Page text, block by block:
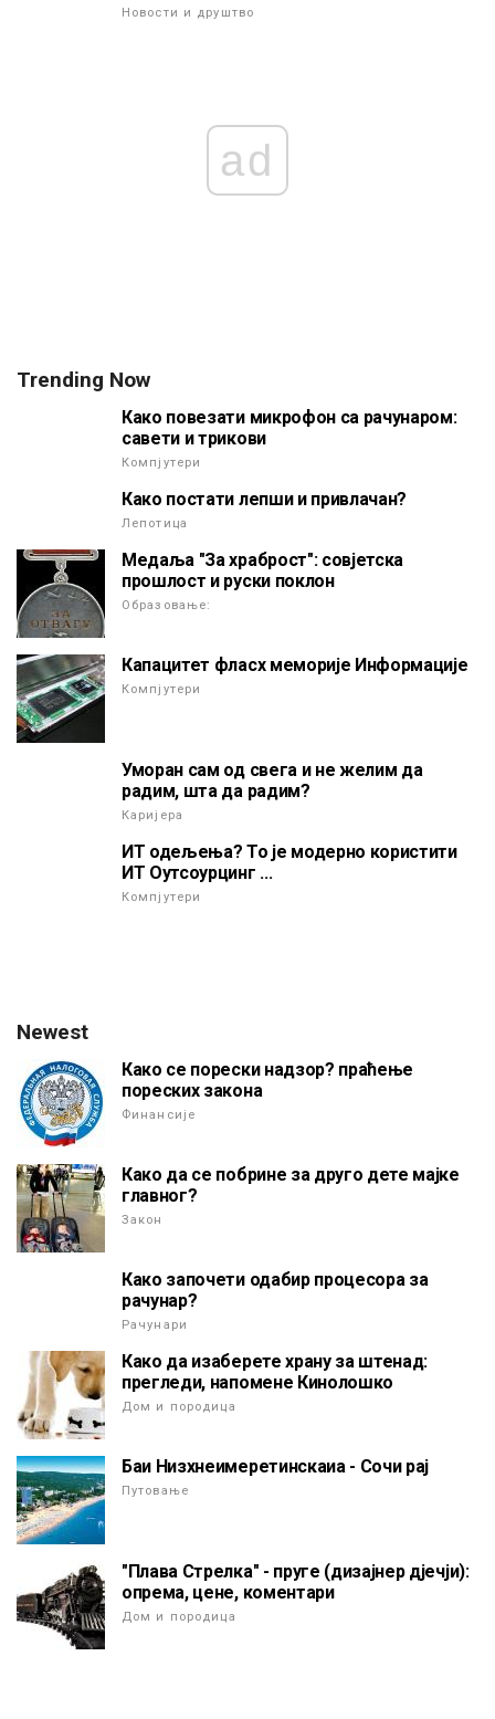
Новости и друштво
ad
Trending Now
Како повезати микрофон са рачунаром:
савети и трикови
Компјутери
Како постати лепши и привлачан?
Лепотица
Медаља "За храброст": совјетска
прошлост и руски поклон
Образовање:
Капацитет фласх меморије Информације
Компјутери
Уморан сам од свега и не желим да
радим, шта да радим?
Каријера
ИТ одељења? То је модерно користити
ИТ Оутсоурцинг ...
Компјутери
Newest
Како се порески надзор? праћење
пореских закона
Финансије
Како да се побрине за друго дете мајке
главног?
Закон
Како започети одабир процесора за
рачунар?
Рачунари
Како да изаберете храну за штенад:
прегледи, напомене Кинолошко
Дом и породица
Баи Низхнеимеретинскаиа - Сочи рај
Путовање
"Плава Стрелка" - пруге (дизајнер дјечји):
опрема, цене, коментари
Дом и породица